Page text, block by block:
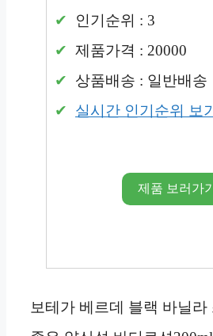
인기순위 : 3
제품가격 : 20000
상품배송 : 일반배송
실시간 인기순위 보
제품 보러가기
보테가 베르데 블랙 바닐